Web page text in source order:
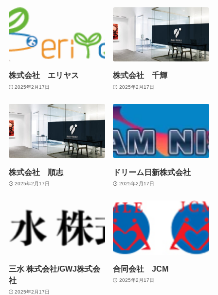
株式会社 エリヤス
2025年2月17日
株式会社 千輝
2025年2月17日
株式会社 順志
2025年2月17日
ドリーム日新株式会社
2025年2月17日
三水 株式会社/GWJ株式会
社
2025年2月17日
合同会社 JCM
2025年2月17日